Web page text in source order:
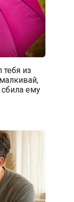
из
ему